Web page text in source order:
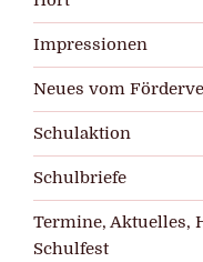
Impressionen
Neues vom
Schulaktion
Schulbriefe
Termine, Aktuelles,
Schulfest